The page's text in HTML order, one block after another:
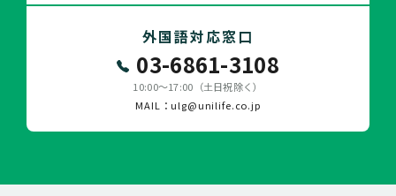
外国語対応窓口
03-6861-3108
10:00～17:00（土日祝除く）
MAIL：ulg@unilife.co.jp